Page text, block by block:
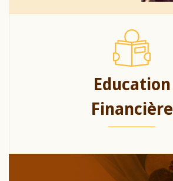
Education
Financière